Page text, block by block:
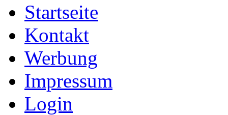
Startseite
Kontakt
Werbung
Impressum
Login